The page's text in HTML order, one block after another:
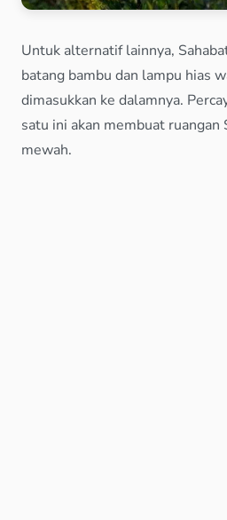
Untuk alternatif lainnya,
batang bambu dan lampu hias
dimasukkan ke dalamnya.
satu ini akan membuat
mewah.